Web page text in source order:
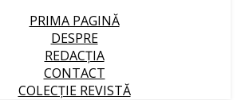
PRIMA PAGINĂ
DESPRE
REDACȚIA
CONTACT
COLECȚIE REVISTĂ